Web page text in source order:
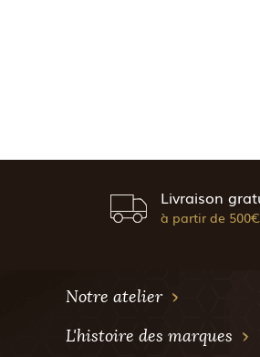
Livraison
à partir de
Notre atelier
L'histoire des marques